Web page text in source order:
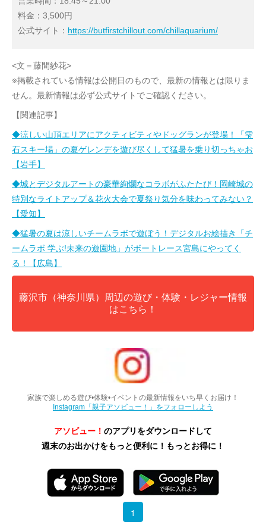
料金：3,500円
公式サイト： https://butfirstchillout.com/chillaquarium/
<文＝藤間紗花>
※掲載されている情報は公開日のもので、最新の情報とは限りま
せん。最新情報は必ず公式サイトでご確認ください。
【関連記事】
◆涼しい山頂エリアにアクティビティやドッグランが登場！「雫
石スキー場」の夏ゲレンデを遊び尽くして猛暑を乗り切っちゃお
【岩手】
◆城とデジタルアートの豪華絢爛なコラボがふたたび！岡崎城の
特別なライトアップ＆花火大会で夏祭り気分を味わってみない？
【愛知】
◆猛暑の夏は涼しいチームラボで遊ぼう！デジタルお絵描き「チ
ームラボ 学ぶ!未来の遊園地」がボートレース宮島にやってく
る！【広島】
藤沢市（神奈川県）周辺の遊び・体験・レジャー情報
はこちら！
家族で楽しめる遊び•体験•イベントの最新情報をいち早くお届け！
Instagram「親子アソビュー！」をフォローしよう
アソビュー！ のアプリをダウンロードして
週末のお出かけをもっと便利に！もっとお得に！
1